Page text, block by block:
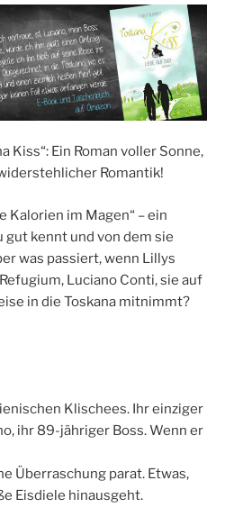
Kiss“: Ein Roman voller Sonne,
Romantik!
Kalorien im Magen“ – ein
gut kennt und von dem sie
was passiert, wenn Lillys
Luciano Conti, sie auf
in die Toskana mitnimmt?
Klischees. Ihr einziger
ihr 89-jähriger Boss. Wenn er
Überraschung parat. Etwas,
Eisdiele hinausgeht.